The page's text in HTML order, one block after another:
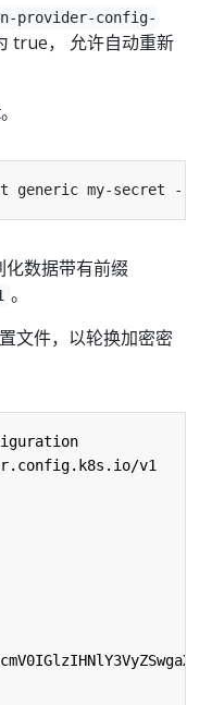
provider-config-
true， 允许自动重新
generic my-secret --
数据带有前缀
。
文件，以轮换加密密
v1